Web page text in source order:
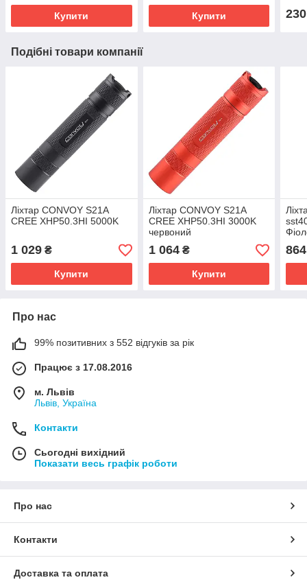
Купити Купити 230
Подібні товари компанії
Ліхтар CONVOY S21A
CREE XHP50.3HI 5000K
1 029 ₴
Купити
Ліхтар CONVOY S21A
CREE XHP50.3HI 3000K
червоний
1 064₴
Купити
864
Про нас
99% позитивних з 552 відгуків за рік
Працює з 17.08.2016
м. Львів
Львів, Україна
Контакти
Сьогодні вихідний
Показати весь графік роботи
Про нас
Контакти
Доставка та оплата